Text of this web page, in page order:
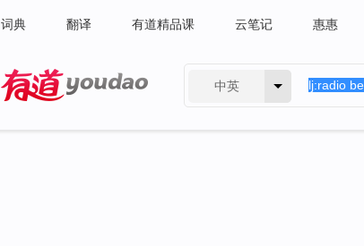
词典 翻译 有道精品课 云笔记 惠惠
中英